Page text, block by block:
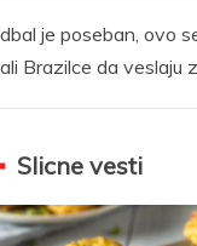
je poseban, ovo
Brazilce da veslaju
Slicne vesti